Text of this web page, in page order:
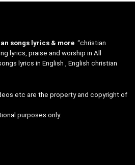
songs lyrics & more “christian
lyrics, praise and worship in All
lyrics in English , English christian
etc are the property and copyright of
purposes only.